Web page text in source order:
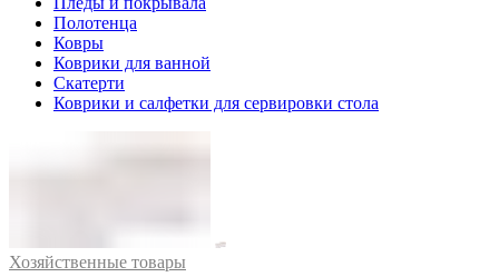
Полотенца
Ковры
Коврики для ванной
Скатерти
Коврики и салфетки для сервировки стола
Хозяйственные товары